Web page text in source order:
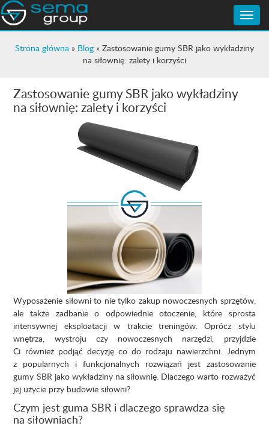
Toggle
Strona główna » Blog » Zastosowanie gumy SBR jako wykładziny
na siłownię: zalety i korzyści
Zastosowanie gumy SBR jako wykładziny
na siłownię: zalety i korzyści
Wyposażenie siłowni to nie tylko zakup nowoczesnych sprzętów,
ale także zadbanie o odpowiednie otoczenie, które sprosta
intensywnej eksploatacji w trakcie treningów. Oprócz stylu
wnętrza, wystroju czy nowoczesnych narzędzi, przyjdzie
Ci również podjąć decyzję co do rodzaju nawierzchni. Jednym
z popularnych i funkcjonalnych rozwiązań jest zastosowanie
gumy SBR jako wykładziny na siłownię. Dlaczego warto rozważyć
jej użycie przy budowie siłowni?
Czym jest guma SBR i dlaczego sprawdza się
na siłowniach?